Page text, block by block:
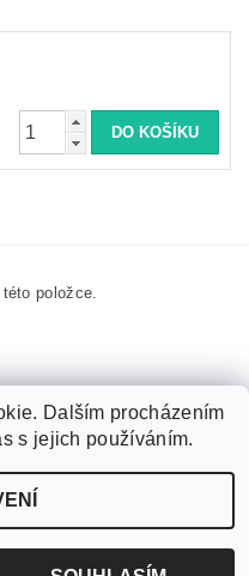
položce.
práva vyhrazena
Dalším procházením
s jejich používáním.